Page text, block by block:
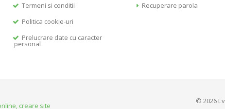
Termeni si conditii
Politica cookie-uri
Prelucrare date cu caracter
personal
Recuperare parola
© 2026